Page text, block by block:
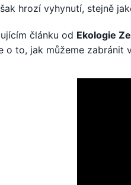
hrozí vyhynutí, stejně
článku od Ekologie
o to, jak můžeme zabránit